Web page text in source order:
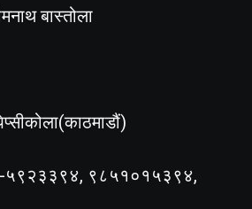
बास्तोला
५९२३३९४, ९८५१०१५३९४,